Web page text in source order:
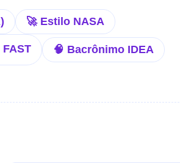
🚀 Estilo NASA
FAST 🧠 Bacrônimo IDEA